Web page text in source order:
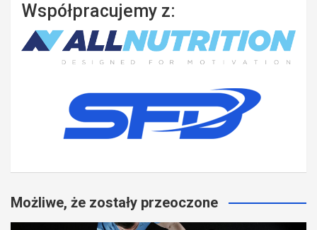
Współpracujemy z:
Możliwe, że zostały przeoczone